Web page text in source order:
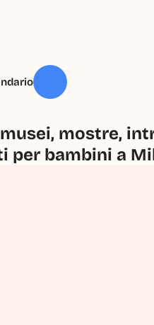
mostre,
per bambini a